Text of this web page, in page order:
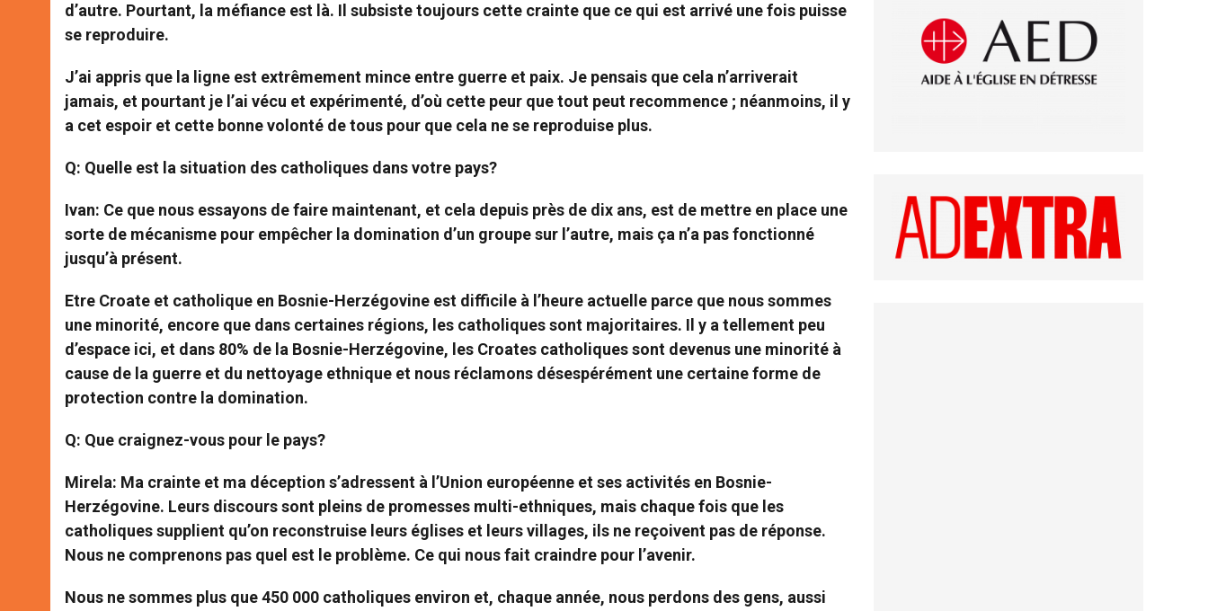
d’autre. Pourtant, la méfiance est là. Il subsiste toujours cette crainte que ce qui est arrivé une fois puisse
se reproduire.
J’ai appris que la ligne est extrêmement mince entre guerre et paix. Je pensais que cela n’arriverait
jamais, et pourtant je l’ai vécu et expérimenté, d’où cette peur que tout peut recommence ; néanmoins, il y
a cet espoir et cette bonne volonté de tous pour que cela ne se reproduise plus.
Q: Quelle est la situation des catholiques dans votre pays?
Ivan: Ce que nous essayons de faire maintenant, et cela depuis près de dix ans, est de mettre en place une
sorte de mécanisme pour empêcher la domination d’un groupe sur l’autre, mais ça n’a pas fonctionné
jusqu’à présent.
Etre Croate et catholique en Bosnie-Herzégovine est difficile à l’heure actuelle parce que nous sommes
une minorité, encore que dans certaines régions, les catholiques sont majoritaires. Il y a tellement peu
d’espace ici, et dans 80% de la Bosnie-Herzégovine, les Croates catholiques sont devenus une minorité à
cause de la guerre et du nettoyage ethnique et nous réclamons désespérément une certaine forme de
protection contre la domination.
Q: Que craignez-vous pour le pays?
Mirela: Ma crainte et ma déception s’adressent à l’Union européenne et ses activités en Bosnie-
Herzégovine. Leurs discours sont pleins de promesses multi-ethniques, mais chaque fois que les
catholiques supplient qu’on reconstruise leurs églises et leurs villages, ils ne reçoivent pas de réponse.
Nous ne comprenons pas quel est le problème. Ce qui nous fait craindre pour l’avenir.
Nous ne sommes plus que 450 000 catholiques environ et, chaque année, nous perdons des gens, aussi